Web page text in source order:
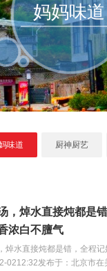
妈妈味道
味道 厨神厨艺
，焯水直接炖都是
浓白不膻气
焯水直接炖都是错，全程
0212:32发布于：北京市在